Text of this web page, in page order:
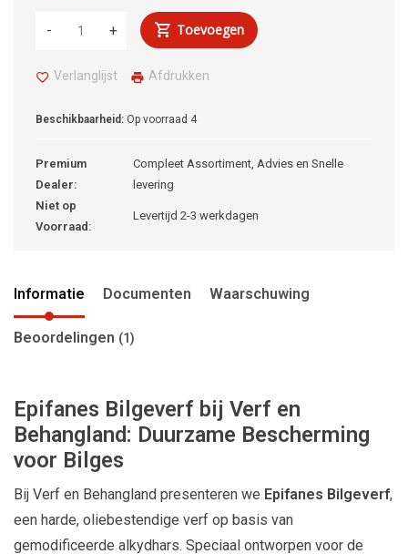
+
- Toevoegen
Verlanglijst Afdrukken
Beschikbaarheid: Op voorraad 4
Premium
Dealer:
Compleet Assortiment, Advies en Snelle
levering
Niet op
Voorraad:
Levertijd 2-3 werkdagen
Informatie Documenten Waarschuwing
Beoordelingen (1)
Epifanes Bilgeverf bij Verf en
Behangland: Duurzame Bescherming
voor Bilges
Bij Verf en Behangland presenteren we Epifanes Bilgeverf,
een harde, oliebestendige verf op basis van
gemodificeerde alkydhars. Speciaal ontworpen voor de